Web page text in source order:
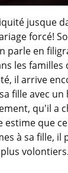
jusque
forcé!
parle en
les familles
il arrive
fille avec un
qu'il a
estime que
à sa fille, il
volontiers.